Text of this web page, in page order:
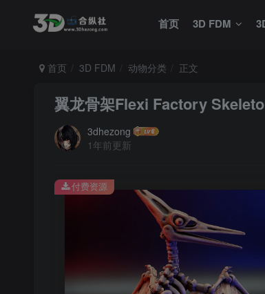
首页 3D FDM
首页 3D FDM 动物分类 正文
翼龙骨架Flexi Factory
3dhezong
1年前更新
付费资源